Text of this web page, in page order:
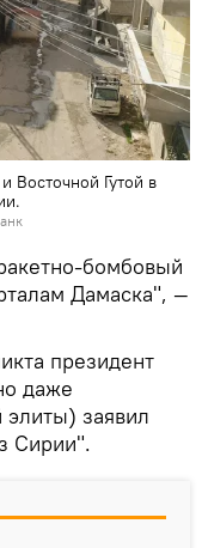
Восточной Гутой в
бомбовый
Дамаска", —
президент
даже
элиты) заявил
Сирии".